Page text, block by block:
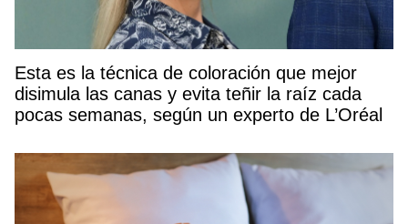
Esta es la técnica de coloración que mejor
disimula las canas y evita teñir la raíz cada
pocas semanas, según un experto de L’Oréal